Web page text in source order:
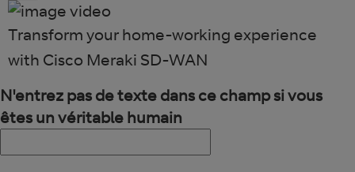
Transform your home-working experience
with Cisco Meraki SD-WAN
N'entrez pas de texte dans ce champ si vous
êtes un véritable humain